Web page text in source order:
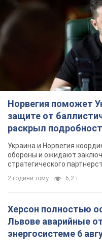
Норвегия поможет
защите от
раскрыл
Украина и Норвегия
обороны и ожидают
стратегического
2 години тому 6,2 т.
Херсон полностью
Львове аварийные
энергосистеме 6